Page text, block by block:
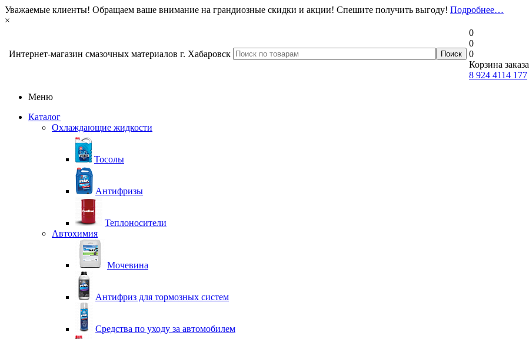
Уважаемые клиенты! Обращаем ваше внимание на грандиозные скидки и акции! Спешите получить выгоду! Подробнее…
×
Интернет-магазин смазочных материалов г. Хабаровск
0
0
0
Корзина заказа
8 924 4114 177
Меню
Каталог
Охлаждающие жидкости
Тосолы
Антифризы
Теплоносители
Автохимия
Мочевина
Антифриз для тормозных систем
Средства по уходу за автомобилем